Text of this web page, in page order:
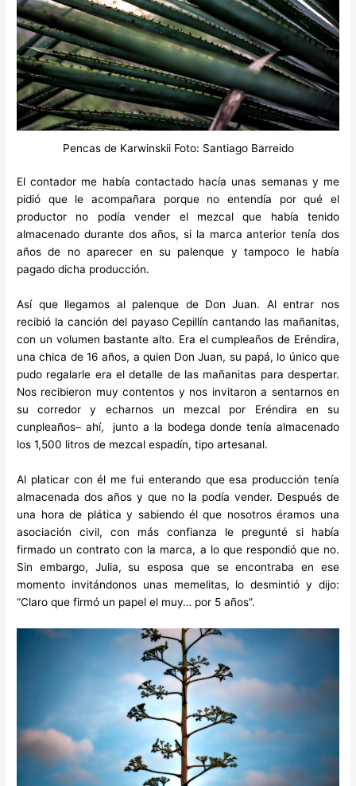
Pencas de Karwinskii Foto: Santiago Barreido
El contador me había contactado hacía unas semanas y me
pidió que le acompañara porque no entendía por qué el
productor no podía vender el mezcal que había tenido
almacenado durante dos años, si la marca anterior tenía dos
años de no aparecer en su palenque y tampoco le había
pagado dicha producción.
Así que llegamos al palenque de Don Juan. Al entrar nos
recibió la canción del payaso Cepillín cantando las mañanitas,
con un volumen bastante alto. Era el cumpleaños de Eréndira,
una chica de 16 años, a quien Don Juan, su papá, lo único que
pudo regalarle era el detalle de las mañanitas para despertar.
Nos recibieron muy contentos y nos invitaron a sentarnos en
su corredor y echarnos un mezcal por Eréndira en su
cunpleaños– ahí,
junto a la bodega donde tenía almacenado
los 1,500 litros de mezcal espadín, tipo artesanal.
Al platicar con él me fui enterando que esa producción tenía
almacenada dos años y que no la podía vender. Después de
una hora de plática y sabiendo él que nosotros éramos una
asociación civil, con más confianza le pregunté si había
firmado un contrato con la marca, a lo que respondió que no.
Sin embargo, Julia, su esposa que se encontraba en ese
momento invitándonos unas memelitas, lo desmintió y dijo:
“Claro que firmó un papel el muy… por 5 años”.